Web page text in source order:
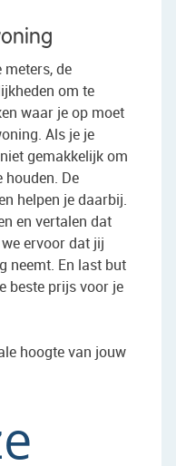
de
om te
waar je op moet
Als je je
gemakkelijk om
houden. De
helpen je daarbij.
en vertalen dat
ervoor dat jij
neemt. En last but
beste prijs voor je
hoogte van jouw